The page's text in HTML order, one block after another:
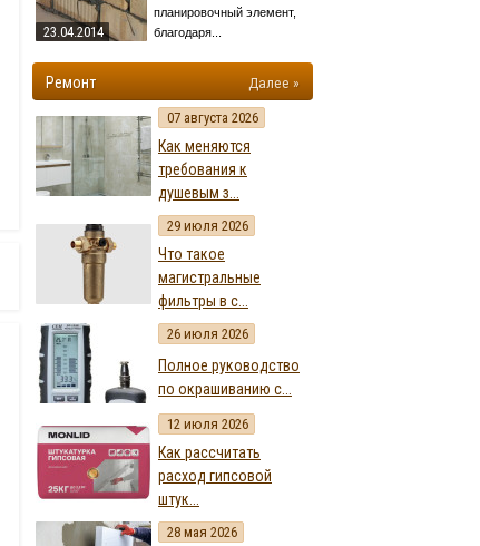
23.04.2014
планировочный элемент,
благодаря...
Ремонт Далее »
07 августа 2026
Как меняются
требования к
душевым з...
29 июля 2026
Что такое
магистральные
фильтры в с...
26 июля 2026
Полное руководство
по окрашиванию с...
12 июля 2026
Как рассчитать
расход гипсовой
штук...
28 мая 2026